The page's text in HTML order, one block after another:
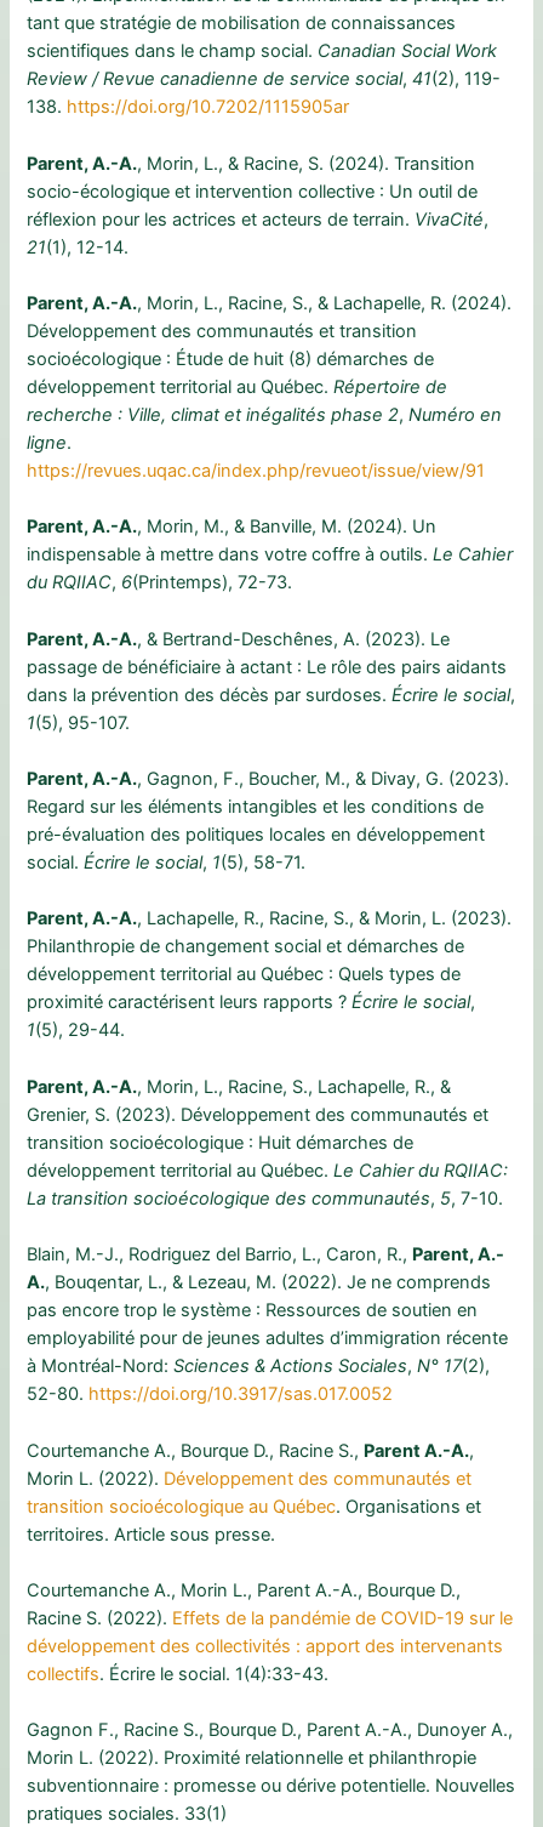
tant que stratégie de mobilisation de connaissances
scientifiques dans le champ social. Canadian Social Work
Review / Revue canadienne de service social,41(2), 119-
138. https://doi.org/10.7202/1115905ar
Parent, A.-A., Morin, L., & Racine, S. (2024). Transition
socio-écologique et intervention collective : Un outil de
réflexion pour les actrices et acteurs de terrain. VivaCité,
21(1), 12-14.
Parent, A.-A., Morin, L., Racine, S., & Lachapelle, R. (2024).
Développement des communautés et transition
socioécologique : Étude de huit (8) démarches de
développement territorial au Québec.Répertoire de
recherche : Ville, climat et inégalités phase 2,Numéro en
ligne.
https://revues.uqac.ca/index.php/revueot/issue/view/91
Parent, A.-A., Morin, M., & Banville, M. (2024). Un
indispensable à mettre dans votre coffre à outils.Le Cahier
du RQIIAC, 6(Printemps), 72-73.
Parent, A.-A., & Bertrand-Deschênes, A. (2023). Le
passage de bénéficiaire à actant : Le rôle des pairs aidants
dans la prévention des décès par surdoses.Écrire le social,
1(5), 95-107.
Parent, A.-A., Gagnon, F., Boucher, M., & Divay, G. (2023).
Regard sur les éléments intangibles et les conditions de
pré-évaluation des politiques locales en développement
social.Écrire le social, 1(5), 58-71.
Parent, A.-A., Lachapelle, R., Racine, S., & Morin, L. (2023).
Philanthropie de changement social et démarches de
développement territorial au Québec : Quels types de
proximité caractérisent leurs rapports ?Écrire le social,
1(5), 29-44.
Parent, A.-A., Morin, L., Racine, S., Lachapelle, R., &
Grenier, S. (2023). Développement des communautés et
transition socioécologique : Huit démarches de
développement territorial au Québec.Le Cahier du RQIIAC:
La transition socioécologique des communautés, 5, 7-10.
Blain, M.-J., Rodriguez del Barrio, L., Caron, R., Parent, A.-
A., Bouqentar, L., & Lezeau, M. (2022). Je ne comprends
pas encore trop le système : Ressources de soutien en
employabilité pour de jeunes adultes d’immigration récente
à Montréal-Nord:Sciences & Actions Sociales,N° 17(2),
52-80. https://doi.org/10.3917/sas.017.0052
Courtemanche A., Bourque D., Racine S., Parent A.-A.,
Morin L. (2022). Développement des communautés et
transition socioécologique au Québec. Organisations et
territoires. Article sous presse.
Courtemanche A., Morin L., Parent A.-A., Bourque D.,
Racine S. (2022). Effets de la pandémie de COVID-19 sur le
développement des collectivités : apport des intervenants
collectifs. Écrire le social. 1(4):33-43.
Gagnon F., Racine S., Bourque D., Parent A.-A., Dunoyer A.,
Morin L. (2022). Proximité relationnelle et philanthropie
subventionnaire : promesse ou dérive potentielle. Nouvelles
pratiques sociales. 33(1)